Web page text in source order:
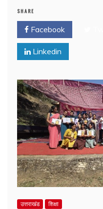
SHARE
Facebook
Linkedin
उत्तराखंड शिक्षा